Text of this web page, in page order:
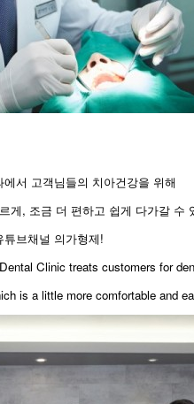
서 고객님들의 치아건강을 위해
게, 조금 더 편하고 쉽게 다가갈 수
튜브채널 의가형제!
Clinic treats customers for
is a little more comfortable and